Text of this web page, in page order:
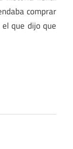
comprar
que dijo que